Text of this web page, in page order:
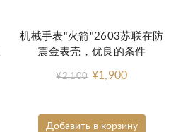
Добавить в корзину
机械手表"火箭"2603苏联在防
震金表壳，优良的条件
¥2,100 ¥1,900